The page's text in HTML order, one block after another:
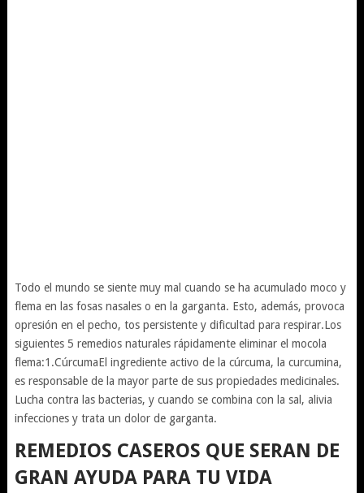
Todo el mundo se siente muy mal cuando se ha acumulado moco y
flema en las fosas nasales o en la garganta. Esto, además, provoca
opresión en el pecho, tos persistente y dificultad para respirar.Los
siguientes 5 remedios naturales rápidamente eliminar el mocola
flema:1.CúrcumaEl ingrediente activo de la cúrcuma, la curcumina,
es responsable de la mayor parte de sus propiedades medicinales.
Lucha contra las bacterias, y cuando se combina con la sal, alivia
infecciones y trata un dolor de garganta.
REMEDIOS CASEROS QUE SERAN DE
GRAN AYUDA PARA TU VIDA